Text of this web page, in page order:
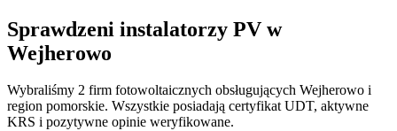
Sprawdzeni instalatorzy PV w
Wejherowo
Wybraliśmy 2 firm fotowoltaicznych obsługujących Wejherowo i
region pomorskie. Wszystkie posiadają certyfikat UDT, aktywne
KRS i pozytywne opinie weryfikowane.